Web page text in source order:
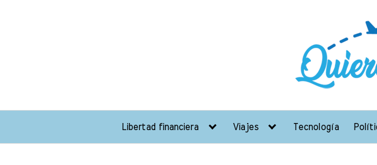
Libertad financiera Viajes Tecnología